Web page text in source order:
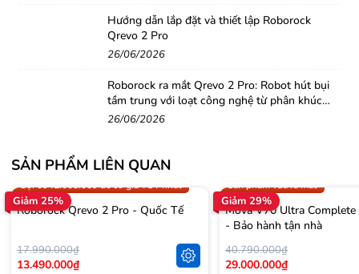
giám sát từ xa, đàm thoại 2 chiều.
Viên pin dung lượng lớn 6400mAh
Kết nối và điều khiển từ xa qua App thông minh.
Hướng dẫn lắp đặt và thiết lập Roborock
Qrevo 2 Pro
26/06/2026
Roborock ra mắt Qrevo 2 Pro: Robot hút bụi
tầm trung với loạt công nghệ từ phân khúc
cao cấp
26/06/2026
SẢN PHẨM LIÊN QUAN
Giảm 25%
Trợ giá 300.000đ
Gọi 0942.008.009 để có giá TỐT nhất
Roborock Qrevo 2 Pro - Quốc Tế
17.990.000₫
13.490.000₫
Giảm 29%
Sản phẩm vừa ra mắt
Mova V70 Ultra
- Bảo hành tận nhà
40.790.000₫
29.000.000₫